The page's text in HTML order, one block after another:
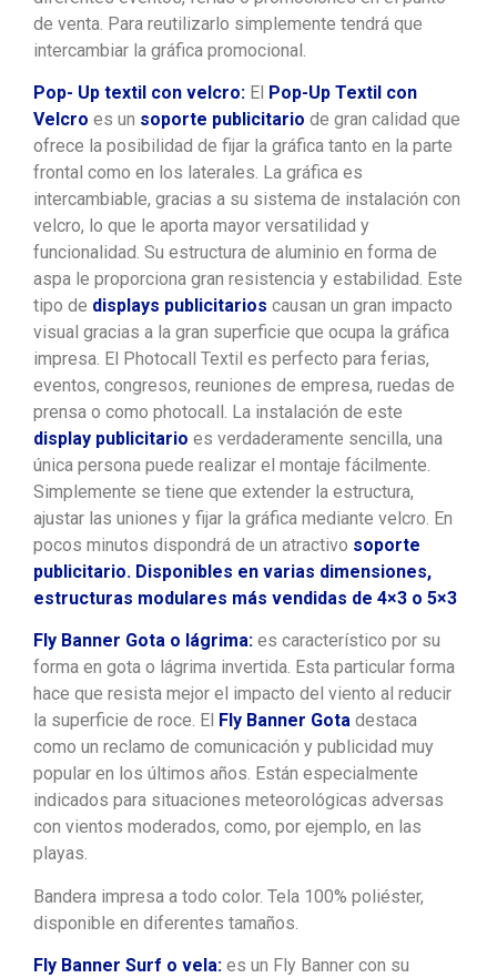
de venta. Para reutilizarlo simplemente tendrá que
intercambiar la gráfica promocional.
Pop- Up textil con velcro: El Pop-Up Textil con
Velcro es un soporte publicitario de gran calidad que
ofrece la posibilidad de fijar la gráfica tanto en la parte
frontal como en los laterales. La gráfica es
intercambiable, gracias a su sistema de instalación con
velcro, lo que le aporta mayor versatilidad y
funcionalidad. Su estructura de aluminio en forma de
aspa le proporciona gran resistencia y estabilidad. Este
tipo de displays publicitarios causan un gran impacto
visual gracias a la gran superficie que ocupa la gráfica
impresa. El Photocall Textil es perfecto para ferias,
eventos, congresos, reuniones de empresa, ruedas de
prensa o como photocall. La instalación de este
display publicitario es verdaderamente sencilla, una
única persona puede realizar el montaje fácilmente.
Simplemente se tiene que extender la estructura,
ajustar las uniones y fijar la gráfica mediante velcro. En
pocos minutos dispondrá de un atractivo soporte
publicitario. Disponibles en varias dimensiones,
estructuras modulares más vendidas de 4×3 o 5×3
Fly Banner Gota o lágrima: es característico por su
forma en gota o lágrima invertida. Esta particular forma
hace que resista mejor el impacto del viento al reducir
la superficie de roce. El Fly Banner Gota destaca
como un reclamo de comunicación y publicidad muy
popular en los últimos años. Están especialmente
indicados para situaciones meteorológicas adversas
con vientos moderados, como, por ejemplo, en las
playas.
Bandera impresa a todo color. Tela 100% poliéster,
disponible en diferentes tamaños.
Fly Banner Surf o vela: es un Fly Banner con su